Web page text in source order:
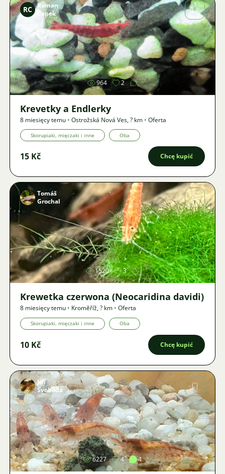
Zdjęcie
RC Roman
Capek
964 2
Krevetky a Endlerky
8 miesięcy temu • Ostrožská Nová Ves,? km • Oferta
Skorupiaki, mięczaki i inne Oba
15 Kč Chcę kupić
Zdjęcie
Tomáš
Grochal
1520 3
Krewetka czerwona (Neocaridina davidi)
8 miesięcy temu • Kroměříž,? km • Oferta
Skorupiaki, mięczaki i inne Oba
10 Kč Chcę kupić
Zdjęcie
Jiří
Svoboda
6227 4 4